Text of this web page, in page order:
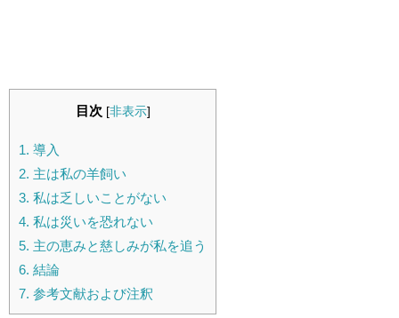
目次 [非表示]
1. 導入
2. 主は私の羊飼い
3. 私は乏しいことがない
4. 私は災いを恐れない
5. 主の恵みと慈しみが私を追う
6. 結論
7. 参考文献および注釈